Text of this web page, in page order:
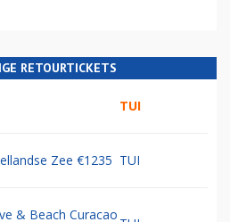
RETOURTICKETS
TUI
Zee €1235 TUI
& Beach Curacao